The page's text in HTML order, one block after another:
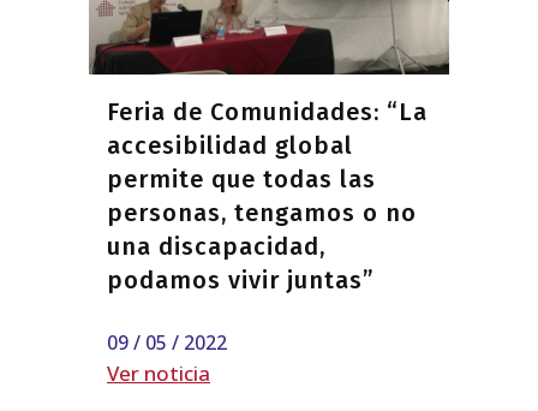
Feria de Comunidades: “La
accesibilidad global
permite que todas las
personas, tengamos o no
una discapacidad,
podamos vivir juntas”
09 / 05 / 2022
Ver noticia